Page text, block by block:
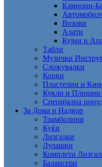
Камиони-
Возови
Алати
Кујни и
Табли
Музички
Сложувалки
Коцки
Пластелин и
Кукли и Плишни
Специјална
За Дома и Надвор
Трамболини
Куќи
Лизгалки
Лулашки
Комплети
Балансери